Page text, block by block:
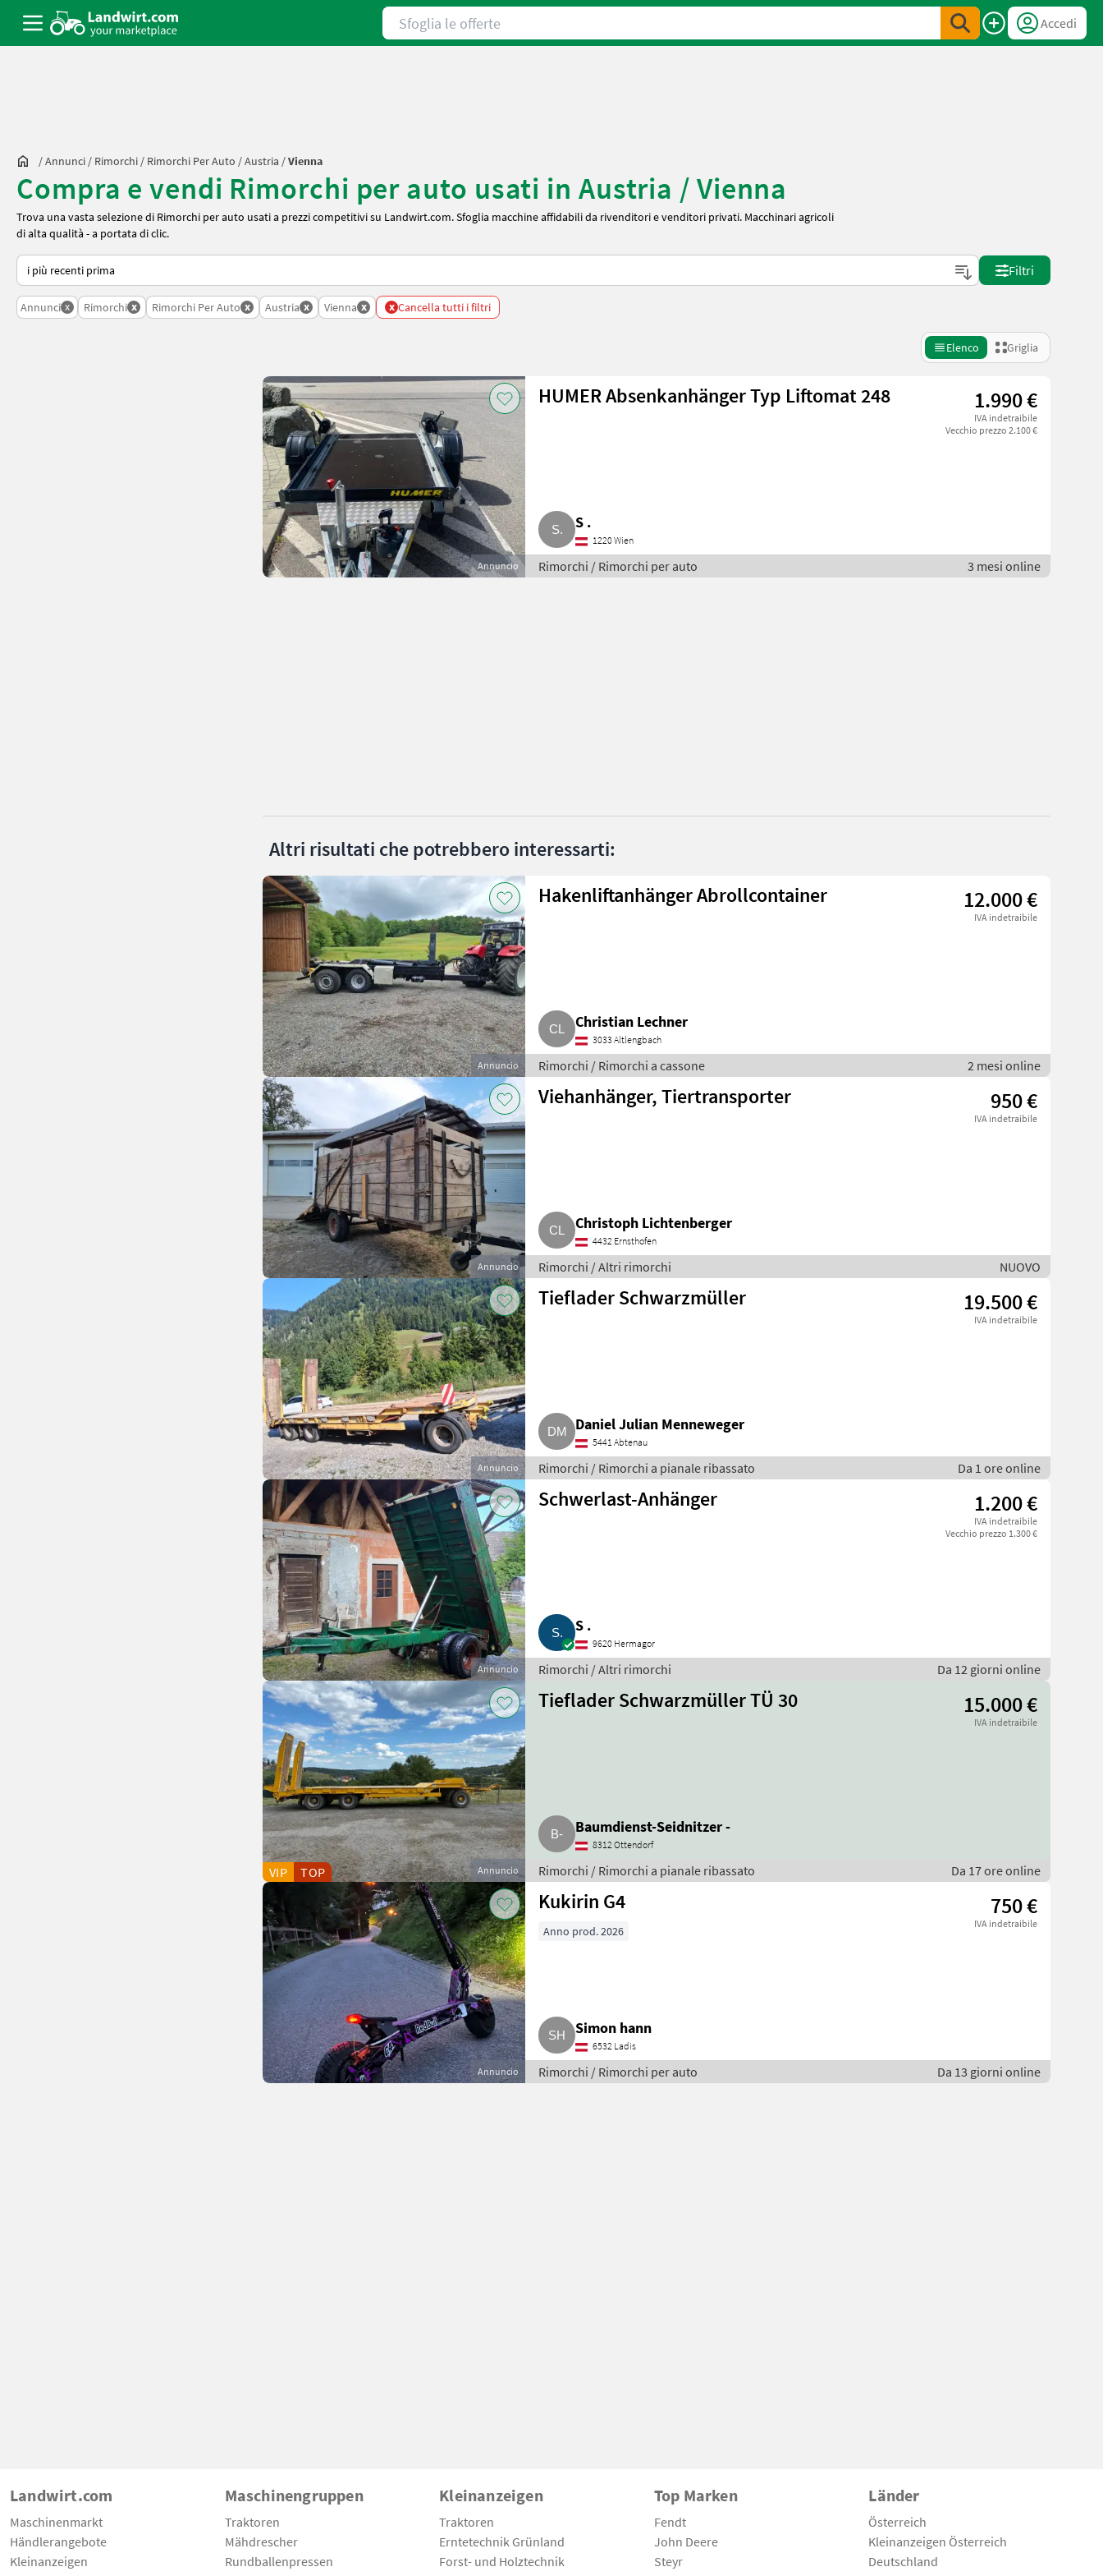
Sfoglia le offerte
Accedi
/Annunci / Rimorchi / Rimorchi Per Auto /Austria /Vienna
Compra e vendi Rimorchi per auto usati in Austria / Vienna
Trova una vasta selezione di Rimorchi per auto usati a prezzi competitivi su Landwirt.com. Sfoglia macchine affidabili da rivenditori e venditori privati. Macchinari agricoli
di alta qualità - a portata di clic.
Ecco come viene ordinato su Landwirt.com
Filtri
Annunci x Rimorchi x Rimorchi Per Auto x Austria x Vienna x x Cancella tutti i filtri
Elenco Griglia
Annuncio
HUMER Absenkanhänger Typ Liftomat 248 1.990 €
IVA indetraibile
Vecchio prezzo 2.100 €
S .
1220 Wien
Rimorchi / Rimorchi per auto 3 mesi online
Altri risultati che potrebbero interessarti:
Annuncio
Hakenliftanhänger Abrollcontainer 12.000 €
IVA indetraibile
Christian Lechner
3033 Altlengbach
Rimorchi / Rimorchi a cassone 2 mesi online
Annuncio
Viehanhänger, Tiertransporter 950 €
IVA indetraibile
Christoph Lichtenberger
4432 Ernsthofen
Rimorchi / Altri rimorchi NUOVO
Annuncio
Tieflader Schwarzmüller 19.500 €
IVA indetraibile
Daniel Julian Menneweger
5441 Abtenau
Rimorchi / Rimorchi a pianale ribassato Da 1 ore online
Annuncio
Schwerlast-Anhänger 1.200 €
IVA indetraibile
Vecchio prezzo 1.300 €
S .
9620 Hermagor
Rimorchi / Altri rimorchi Da 12 giorni online
Annuncio
VIP TOP
Tieflader Schwarzmüller TÜ 30 15.000 €
IVA indetraibile
Baumdienst-Seidnitzer -
8312 Ottendorf
Rimorchi / Rimorchi a pianale ribassato Da 17 ore online
Annuncio
Kukirin G4 750 €
IVA indetraibile
Anno prod. 2026
Simon hann
6532 Ladis
Rimorchi / Rimorchi per auto Da 13 giorni online
Landwirt.com
Maschinenmarkt
Händlerangebote
Kleinanzeigen
Maschinengruppen
Traktoren
Mähdrescher
Rundballenpressen
Kleinanzeigen
Traktoren
Erntetechnik Grünland
Forst- und Holztechnik
Top Marken
Fendt
John Deere
Steyr
Länder
Österreich
Kleinanzeigen Österreich
Deutschland